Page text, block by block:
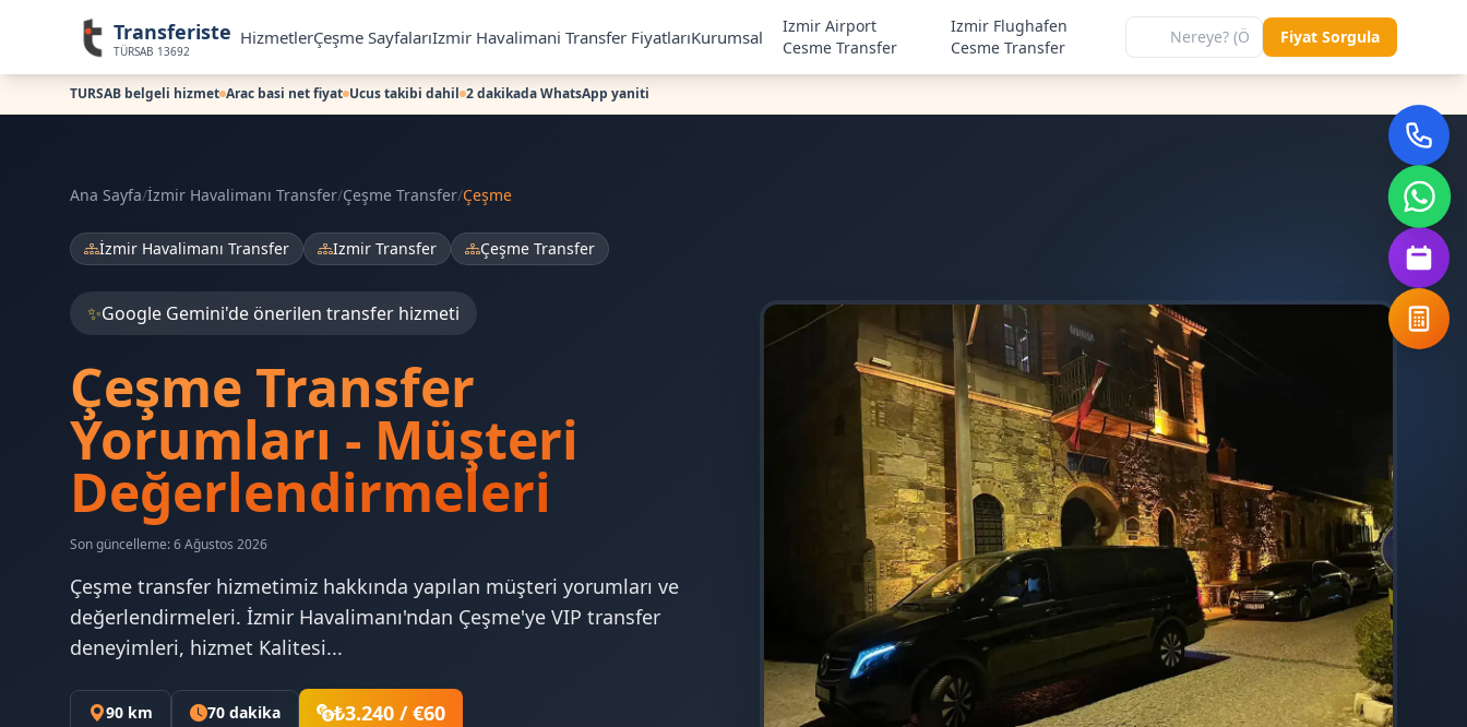
Transferiste
TÜRSAB 13692
HizmetlerÇeşme SayfalarıIzmir Havalimani Transfer FiyatlarıKurumsal
Izmir Airport
Cesme Transfer
Izmir Flughafen
Cesme Transfer
Fiyat Sorgula
TURSAB belgeli hizmet Arac basi net fiyat Ucus takibi dahil 2 dakikada WhatsApp yaniti
Ana Sayfa/İzmir Havalimanı Transfer/Çeşme Transfer/Çeşme
İzmir Havalimanı Transfer Izmir Transfer Çeşme Transfer
✨Google Gemini'de önerilen transfer hizmeti
Çeşme Transfer
Yorumları - Müşteri
Değerlendirmeleri
Son güncelleme: 6 Ağustos 2026
Çeşme transfer hizmetimiz hakkında yapılan müşteri yorumları ve
değerlendirmeleri. İzmir Havalimanı'ndan Çeşme'ye VIP transfer
deneyimleri, hizmet Kalitesi...
90 km 70 dakika ₺3.240 / €60